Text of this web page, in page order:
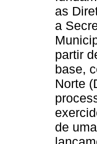
as
a
partir
base,
Norte
de